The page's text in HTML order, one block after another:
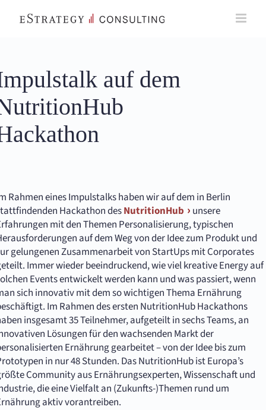
auf dem
Rahmen eines Impulstalks haben wir auf dem in Berlin
Hackathon desNutritionHub
unsere
mit den Themen Personalisierung, typischen
auf dem Weg von der Idee zum Produkt und
gelungenen Zusammenarbeit von StartUps mit Corporates
Immer wieder beeindruckend, wie viel kreative Energy auf
Events entwickelt werden kann und was passiert, wenn
sich innovativ mit dem so wichtigen Thema Ernährung
Im Rahmen des ersten NutritionHub Hackathons
insgesamt 35 Teilnehmer, aufgeteilt in sechs Teams, an
Lösungen für den wachsenden Markt der
Ernährung gearbeitet – von der Idee bis zum
in nur 48 Stunden. Das NutritionHub ist Europa’s
Community aus Ernährungsexperten, Wissenschaft und
die eine Vielfalt an (Zukunfts-)Themen rund um
aktiv vorantreiben.